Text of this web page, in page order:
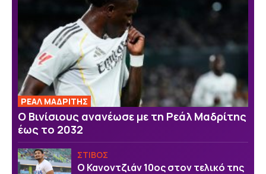
ΡΕΑΛ ΜΑΔΡΙΤΗΣ
Ο Βινίσιους ανανέωσε με τη Ρεάλ Μαδρίτης
έως το 2032
ΣΤΙΒΟΣ
Ο Κανοντζιάν 10ος στον τελικό της